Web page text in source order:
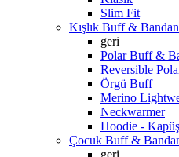
Slim Fit
Kışlık Buff &
geri
Polar Buff &
Reversible
Örgü Buff
Merino
Neckwarmer
Hoodie -
Çocuk Buff &
geri